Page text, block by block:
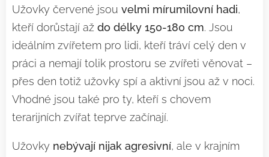
Užovky červené jsou velmi mírumilovní hadi,
kteří dorůstají až do délky 150-180 cm. Jsou
ideálním zvířetem pro lidi, kteří tráví celý den v
práci a nemají tolik prostoru se zvířeti věnovat –
přes den totiž užovky spí a aktivní jsou až v noci.
Vhodné jsou také pro ty, kteří s chovem
terarijních zvířat teprve začínají.
Užovky nebývají nijak agresivní, ale v krajním